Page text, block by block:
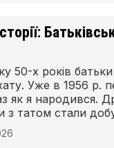
50-х років
Уже в 1956 р.
як я народився.
з татом стали
13 років.
йому копати